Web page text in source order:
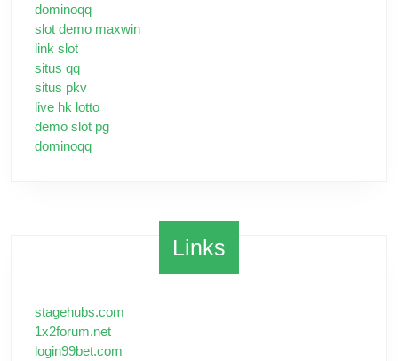
dominoqq
slot demo maxwin
link slot
situs qq
situs pkv
live hk lotto
demo slot pg
dominoqq
Links
stagehubs.com
1x2forum.net
login99bet.com